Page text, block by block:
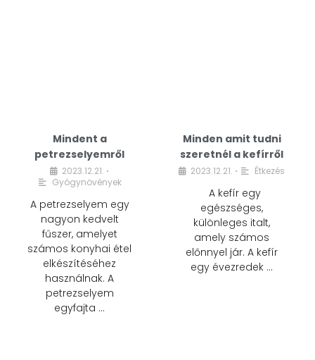
Mindent a
petrezselyemről
2023.12.21. •
Gyógynövények
A petrezselyem egy
nagyon kedvelt
fűszer, amelyet
számos konyhai étel
elkészítéséhez
használnak. A
petrezselyem
egyfajta …
Minden amit tudni
szeretnél a kefírről
2023.12.21. • Étkezés
A kefír egy
egészséges,
különleges italt,
amely számos
előnnyel jár. A kefír
egy évezredek …